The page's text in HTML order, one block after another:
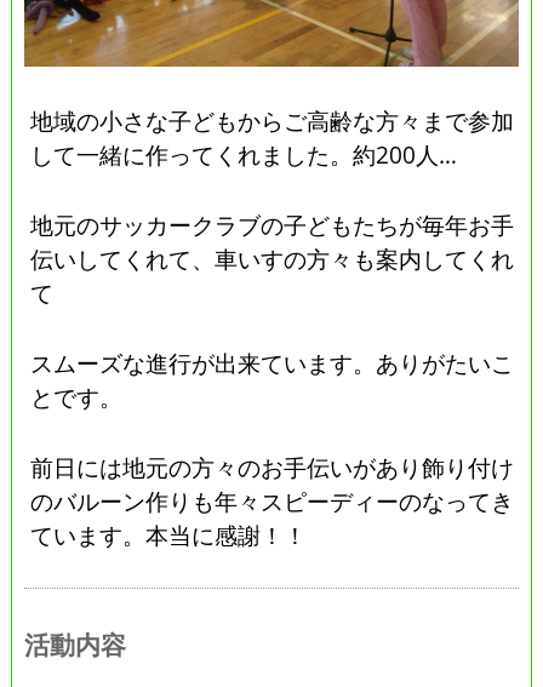
地域の小さな子どもからご高齢な方々まで参加
して一緒に作ってくれました。約200人…
地元のサッカークラブの子どもたちが毎年お手
伝いしてくれて、車いすの方々も案内してくれ
て
スムーズな進行が出来ています。ありがたいこ
とです。
前日には地元の方々のお手伝いがあり飾り付け
のバルーン作りも年々スピーディーのなってき
ています。本当に感謝！！
活動内容